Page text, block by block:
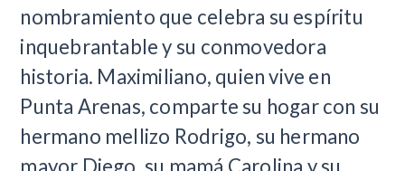
nombramiento que celebra su espíritu
inquebrantable y su conmovedora
historia. Maximiliano, quien vive en
Punta Arenas, comparte su hogar con su
hermano mellizo Rodrigo, su hermano
mayor Diego, su mamá Carolina y su